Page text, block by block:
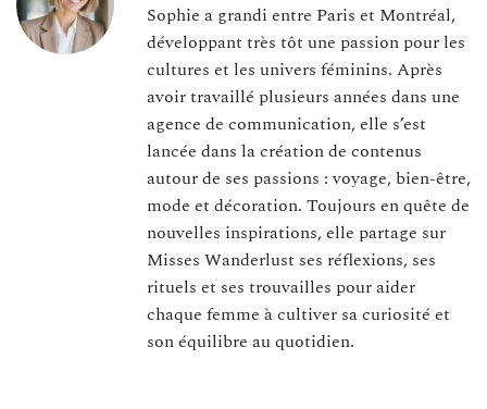
Sophie a grandi entre Paris et Montréal,
développant très tôt une passion pour les
cultures et les univers féminins. Après
avoir travaillé plusieurs années dans une
agence de communication, elle s’est
lancée dans la création de contenus
autour de ses passions : voyage, bien-être,
mode et décoration. Toujours en quête de
nouvelles inspirations, elle partage sur
Misses Wanderlust ses réflexions, ses
rituels et ses trouvailles pour aider
chaque femme à cultiver sa curiosité et
son équilibre au quotidien.